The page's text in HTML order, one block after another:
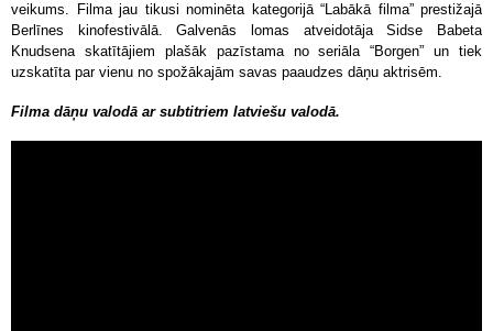
veikums. Filma jau tikusi nominēta kategorijā “Labākā filma” prestižajā
Berlīnes kinofestivālā. Galvenās lomas atveidotāja Sidse Babeta
Knudsena skatītājiem plašāk pazīstama no seriāla “Borgen” un tiek
uzskatīta par vienu no spožākajām savas paaudzes dāņu aktrisēm.
Filma dāņu valodā ar subtitriem latviešu valodā.